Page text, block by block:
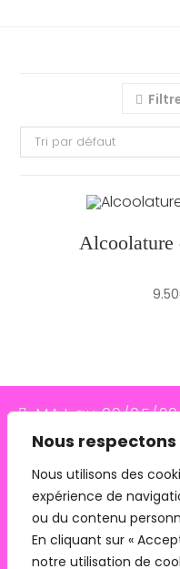
Nous
Nous utilisons des
expérience de
ou du contenu
En cliquant sur «
notre utilisation de
MAJ au 09/05/
plus le
redressement
n'assurent plus
07/05/26). Pour
remise en main
Tri par défaut
Alcoolature
9.50